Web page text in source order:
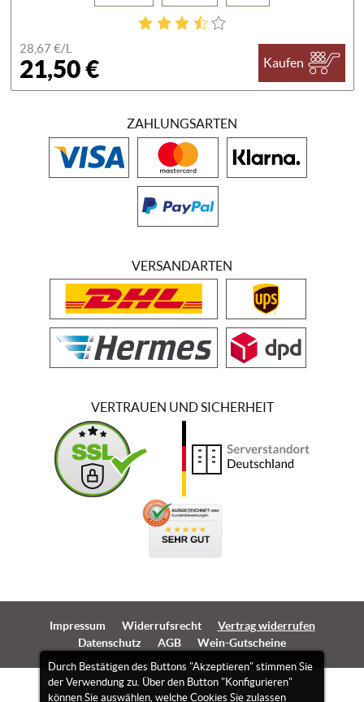
28,67 €/L
21,50 € Kaufen
Durch Bestätigen des Buttons "Akzeptieren" stimmen Sie
der Verwendung zu. Über den Button "Konfigurieren"
können Sie auswählen, welche Cookies Sie zulassen
ZAHLUNGSARTEN
VERSANDARTEN
VERTRAUEN UND SICHERHEIT
Impressum Widerrufsrecht
Vertrag widerrufen
Datenschutz
AGB Wein-Gutscheine